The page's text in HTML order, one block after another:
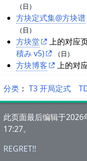
（日）
方块定式集@方块谱
（日）
方块堂 上的对应
積み v5)
（日）
方块博客 上的对
分类 ：​ T3 开局定式
此页面最后编辑于2026
17:27。
REGRET!!